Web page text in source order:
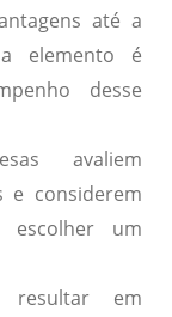
até a
elemento é
desse
avaliem
e considerem
escolher um
resultar em